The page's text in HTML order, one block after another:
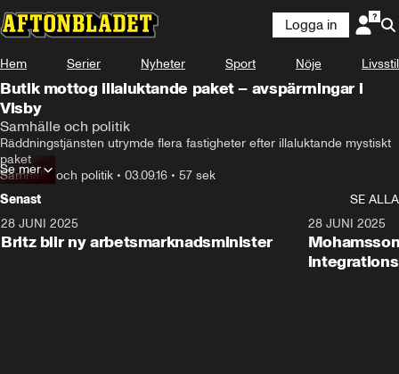
Logga in
Hem Serier Nyheter Sport Nöje Livsstil
Butik mottog illaluktande paket – avspärrningar i
Visby
Samhälle och politik
Räddningstjänsten utrymde flera fastigheter efter illaluktande mystiskt
paket
Samhälle och politik • 03.09.16 • 57 sek
Se mer
Senast
SE ALLA
28 JUNI 2025
Britz blir ny arbetsmarknadsminister
28 JUNI 2025